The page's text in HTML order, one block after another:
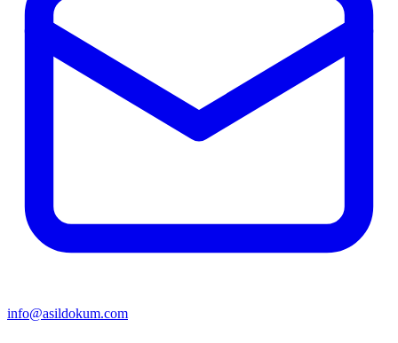
info@asildokum.com